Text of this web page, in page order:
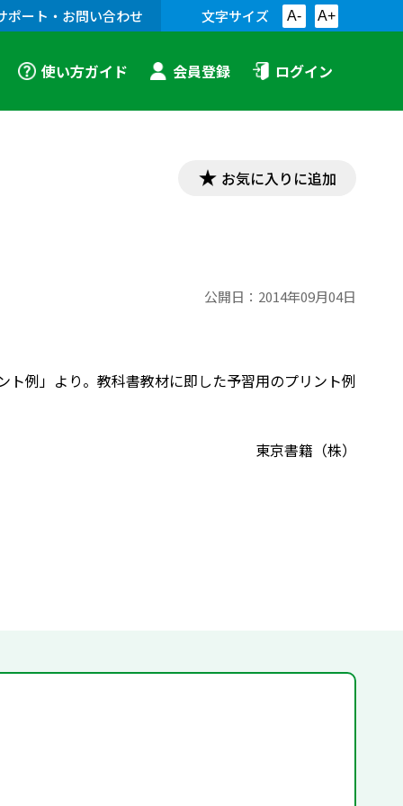
ポート・お問い合わせ 文字サイズ A- A+
使い方ガイド 会員登録 ログイン
お気に入りに追加
公開日： 2014年09月04日
例」より。教科書教材に即した予習用のプリント例
東京書籍（株）